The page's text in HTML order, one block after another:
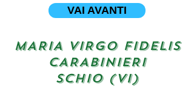
VAI AVANTI
MARIA VIRGO FIDELIS
CARABINIERI
SCHIO (vi)